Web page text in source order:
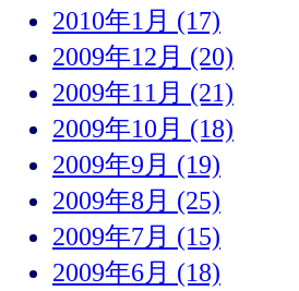
2010年1月 (17)
2009年12月 (20)
2009年11月 (21)
2009年10月 (18)
2009年9月 (19)
2009年8月 (25)
2009年7月 (15)
2009年6月 (18)